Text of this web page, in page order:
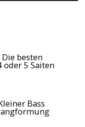
Die besten
oder 5 Saiten
Bass